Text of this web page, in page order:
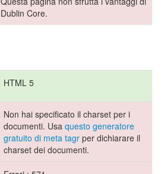
Dublin Core.
HTML 5
Non hai specificato il charset per i
documenti. Usa questo generatore
gratuito di meta tagr per dichiarare il
charset dei documenti.